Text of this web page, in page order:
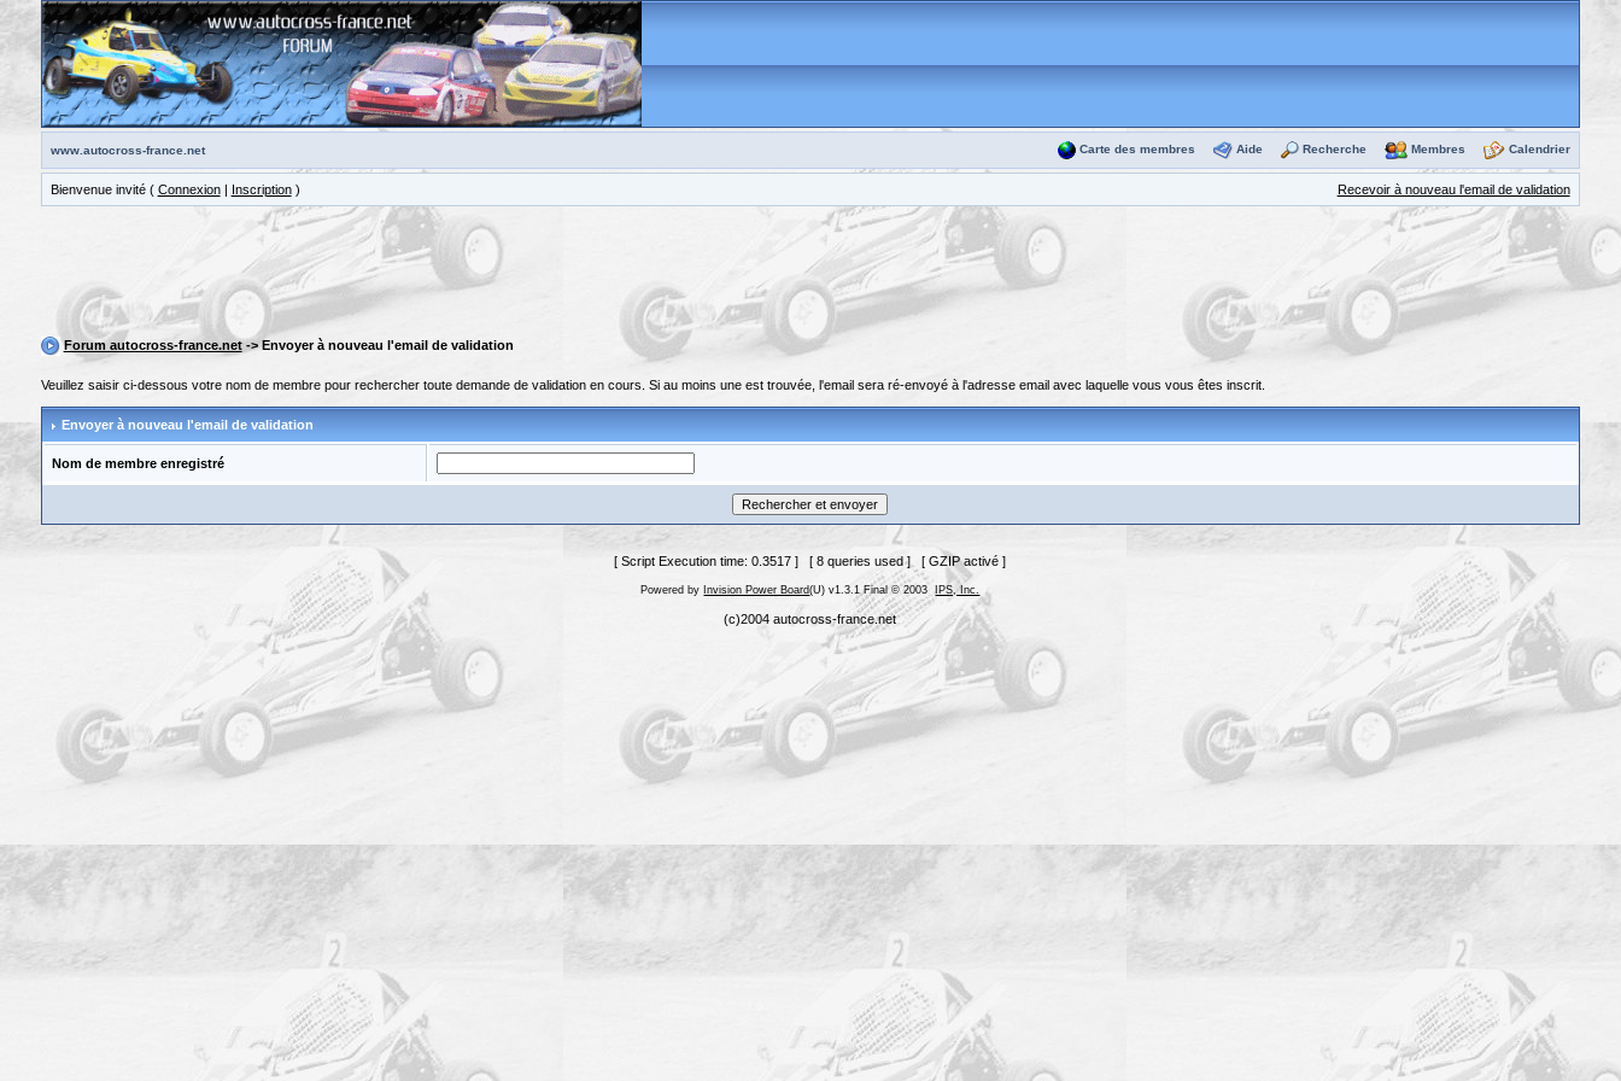
www.autocross-france.net Carte des membres Aide Recherche Membres Calendrier
Bienvenue invité ( Connexion| Inscription) Recevoir à nouveau l'email de validation
Forum autocross-france.net-> Envoyer à nouveau l'email de validation
Veuillez saisir ci-dessous votre nom de membre pour rechercher toute demande de validation en cours. Si au moins une est trouvée, l'email sera ré-envoyé à l'adresse email avec laquelle vous vous êtes inscrit.
Envoyer à nouveau l'email de validation
Nom de membre enregistré
[ Script Execution time: 0.3517 ] [ 8 queries used ] [ GZIP activé ]
Powered by Invision Power Board(U) v1.3.1 Final © 2003 IPS, Inc.
(c)2004 autocross-france.net